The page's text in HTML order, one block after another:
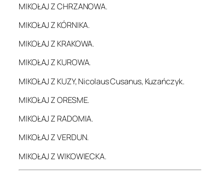
MIKOŁAJ Z CHRZANOWA.
MIKOŁAJ Z KÓRNIKA.
MIKOŁAJ Z KRAKOWA.
MIKOŁAJ Z KUROWA.
MIKOŁAJ Z KUZY, Nicolaus Cusanus, Kuzańczyk.
MIKOŁAJ Z ORESME.
MIKOŁAJ Z RADOMIA.
MIKOŁAJ Z VERDUN.
MIKOŁAJ Z WIKOWIECKA.